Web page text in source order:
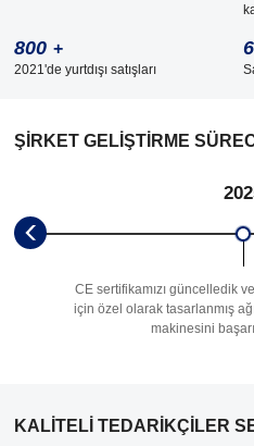
800 +
2021'de yurtdışı satışları
ŞİRKET GELİŞTİRME
CE sertifikamızı güncelledik
için özel olarak tasarlanmış
makinesini
KALITELI TEDARIKÇILER